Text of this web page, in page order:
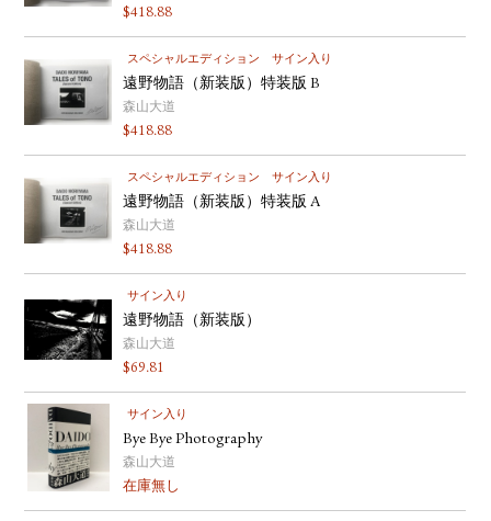
$418.88
スペシャルエディション サイン入り
遠野物語（新装版）特装版 B
森山大道
$418.88
スペシャルエディション サイン入り
遠野物語（新装版）特装版 A
森山大道
$418.88
サイン入り
遠野物語（新装版）
森山大道
$69.81
サイン入り
Bye Bye Photography
森山大道
在庫無し